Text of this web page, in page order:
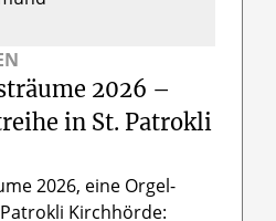
2026 –
in St. Patrokli
2026, eine Orgel-
Kirchhörde: